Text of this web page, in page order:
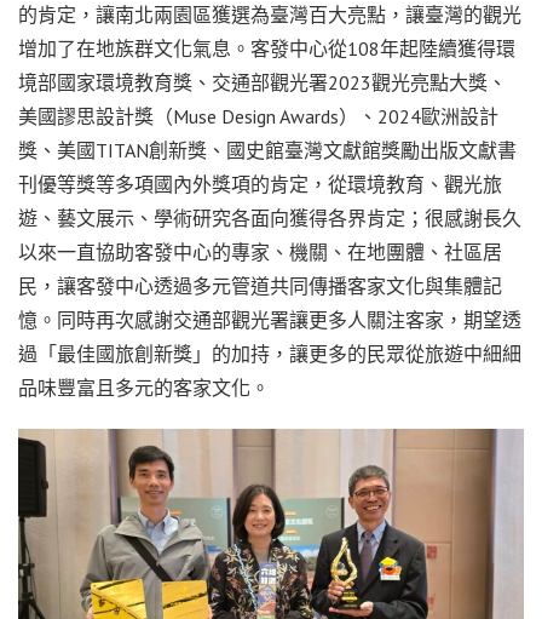
的肯定，讓南北兩園區獲選為臺灣百大亮點，讓臺灣的觀光
增加了在地族群文化氣息。客發中心從108年起陸續獲得環
境部國家環境教育獎、交通部觀光署2023觀光亮點大獎、
美國謬思設計獎（Muse Design Awards）、2024歐洲設計
獎、美國TITAN創新獎、國史館臺灣文獻館獎勵出版文獻書
刊優等獎等多項國內外獎項的肯定，從環境教育、觀光旅
遊、藝文展示、學術研究各面向獲得各界肯定；很感謝長久
以來一直協助客發中心的專家、機關、在地團體、社區居
民，讓客發中心透過多元管道共同傳播客家文化與集體記
憶。同時再次感謝交通部觀光署讓更多人關注客家，期望透
過「最佳國旅創新獎」的加持，讓更多的民眾從旅遊中細細
品味豐富且多元的客家文化。